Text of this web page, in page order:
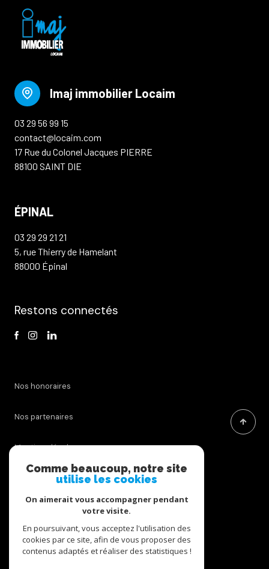
Imaj immobilier Locaim
03 29 56 99 15
contact@locaim.com
17 Rue du Colonel Jacques PIERRE
88100 SAINT DIE
ÉPINAL
03 29 29 21 21
5, rue Thierry de Hamelant
88000 Épinal
Restons connectés
Nos honoraires
Nos partenaires
Mentions légales
Cookies
Comme beaucoup, notre site
utilise les cookies
On aimerait vous accompagner pendant
votre visite.
En poursuivant, vous acceptez l'utilisation des
cookies par ce site, afin de vous proposer des
contenus adaptés et réaliser des statistiques !